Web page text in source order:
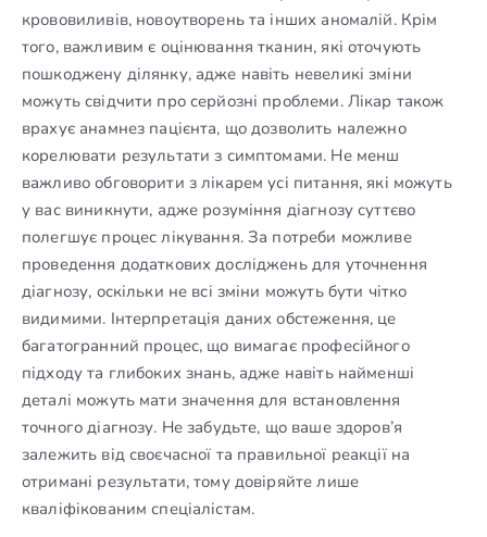
крововиливів, новоутворень та інших аномалій. Крім
того, важливим є оцінювання тканин, які оточують
пошкоджену ділянку, адже навіть невеликі зміни
можуть свідчити про серйозні проблеми. Лікар також
врахує анамнез пацієнта, що дозволить належно
корелювати результати з симптомами. Не менш
важливо обговорити з лікарем усі питання, які можуть
у вас виникнути, адже розуміння діагнозу суттєво
полегшує процес лікування. За потреби можливе
проведення додаткових досліджень для уточнення
діагнозу, оскільки не всі зміни можуть бути чітко
видимими. Інтерпретація даних обстеження, це
багатогранний процес, що вимагає професійного
підходу та глибоких знань, адже навіть найменші
деталі можуть мати значення для встановлення
точного діагнозу. Не забудьте, що ваше здоров’я
залежить від своєчасної та правильної реакції на
отримані результати, тому довіряйте лише
кваліфікованим спеціалістам.